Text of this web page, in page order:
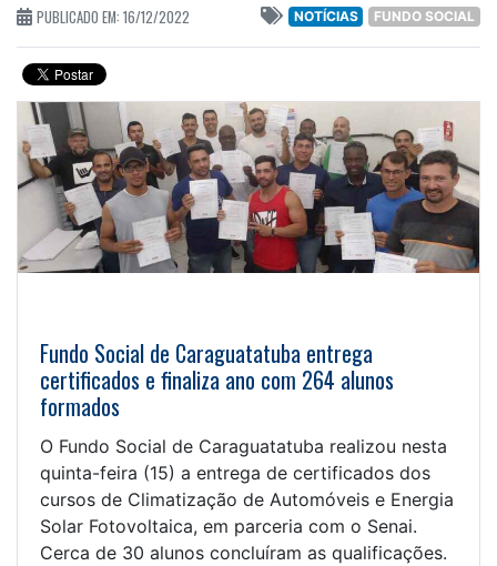
PUBLICADO EM: 16/12/2022 NOTÍCIAS FUNDO SOCIAL
Fundo Social de Caraguatatuba entrega
certificados e finaliza ano com 264 alunos
formados
O Fundo Social de Caraguatatuba realizou nesta
quinta-feira (15) a entrega de certificados dos
cursos de Climatização de Automóveis e Energia
Solar Fotovoltaica, em parceria com o Senai.
Cerca de 30 alunos concluíram as qualificações.